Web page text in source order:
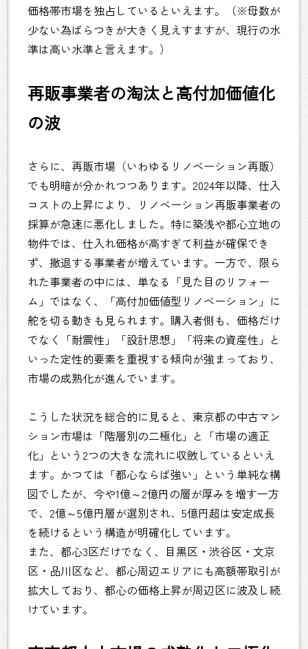
価格帯市場を独占しているといえます。（※母数が
少ない為ばらつきが大きく見えすますが、現行の水
準は高い水準と言えます。）
再販事業者の淘汰と高付加価値化
の波
さらに、再販市場（いわゆるリノベーション再販）
でも明暗が分かれつつあります。2024年以降、仕入
コストの上昇により、リノベーション再販事業者の
採算が急速に悪化しました。特に築浅や都心立地の
物件では、仕入れ価格が高すぎて利益が確保でき
ず、撤退する事業者が増えています。一方で、限ら
れた事業者の中には、単なる「見た目のリフォー
ム」ではなく、「高付加価値型リノベーション」に
舵を切る動きも見られます。購入者側も、価格だけ
でなく「耐震性」「設計思想」「将来の資産性」と
いった定性的要素を重視する傾向が強まっており、
市場の成熟化が進んでいます。
こうした状況を総合的に見ると、東京都の中古マン
ション市場は「階層別の二極化」と「市場の適正
化」という2つの大きな流れに収斂しているといえ
ます。かつては「都心ならば強い」という単純な構
図でしたが、今や1億～2億円の層が厚みを増す一方
で、2億～5億円層が選別され、5億円超は安定成長
を続けるという構造が明確化しています。
また、都心3区だけでなく、目黒区・渋谷区・文京
区・品川区など、都心周辺エリアにも高額帯取引が
拡大しており、都心の価格上昇が周辺区に波及し続
けています。